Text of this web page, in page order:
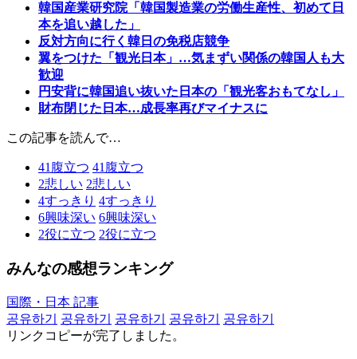
韓国産業研究院「韓国製造業の労働生産性、初めて日
本を追い越した」
反対方向に行く韓日の免税店競争
翼をつけた「観光日本」…気まずい関係の韓国人も大
歓迎
円安背に韓国追い抜いた日本の「観光客おもてなし」
財布閉じた日本…成長率再びマイナスに
この記事を読んで…
41 腹立つ 41 腹立つ
2悲しい 2悲しい
4すっきり 4すっきり
6興味深い 6興味深い
2役に立つ 2役に立つ
みんなの感想ランキング
国際・日本 記事
공유하기
공유하기 공유하기 공유하기
공유하기
リンクコピーが完了しました。